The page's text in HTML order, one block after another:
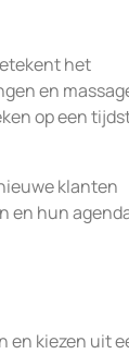
het
en
op een
klanten
en hun
en kiezen uit